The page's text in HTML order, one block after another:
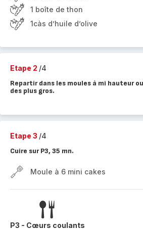
1 boîte de thon
1càs d’huile d’olive
Etape 2 /4
Repartir dans les moules à mi hauteur
des plus gros.
Etape 3 /4
Cuire sur P3, 35 mn.
Moule à 6 mini cakes
P3 - Cœurs coulants